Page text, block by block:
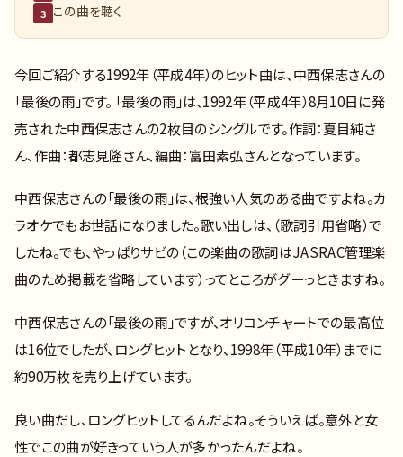
3 この曲を聴く
今回ご紹介する1992年（平成4年）のヒット曲は、中西保志さんの
「最後の雨」です。 「最後の雨」は、1992年（平成4年）8月10日に発
売された中西保志さんの2枚目のシングルです。作詞：夏目純さ
ん、作曲：都志見隆さん、編曲：富田素弘さんとなっています。
中西保志さんの「最後の雨」は、根強い人気のある曲ですよね。カ
ラオケでもお世話になりました。歌い出しは、（歌詞引用省略）で
したね。でも、やっぱりサビの（この楽曲の歌詞はJASRAC管理楽
曲のため掲載を省略しています）ってところがグーっときますね。
中西保志さんの「最後の雨」ですが、オリコンチャートでの最高位
は16位でしたが、ロングヒットとなり、1998年（平成10年）までに
約90万枚を売り上げています。
良い曲だし、ロングヒットしてるんだよね。そういえば。意外と女
性でこの曲が好きっていう人が多かったんだよね。